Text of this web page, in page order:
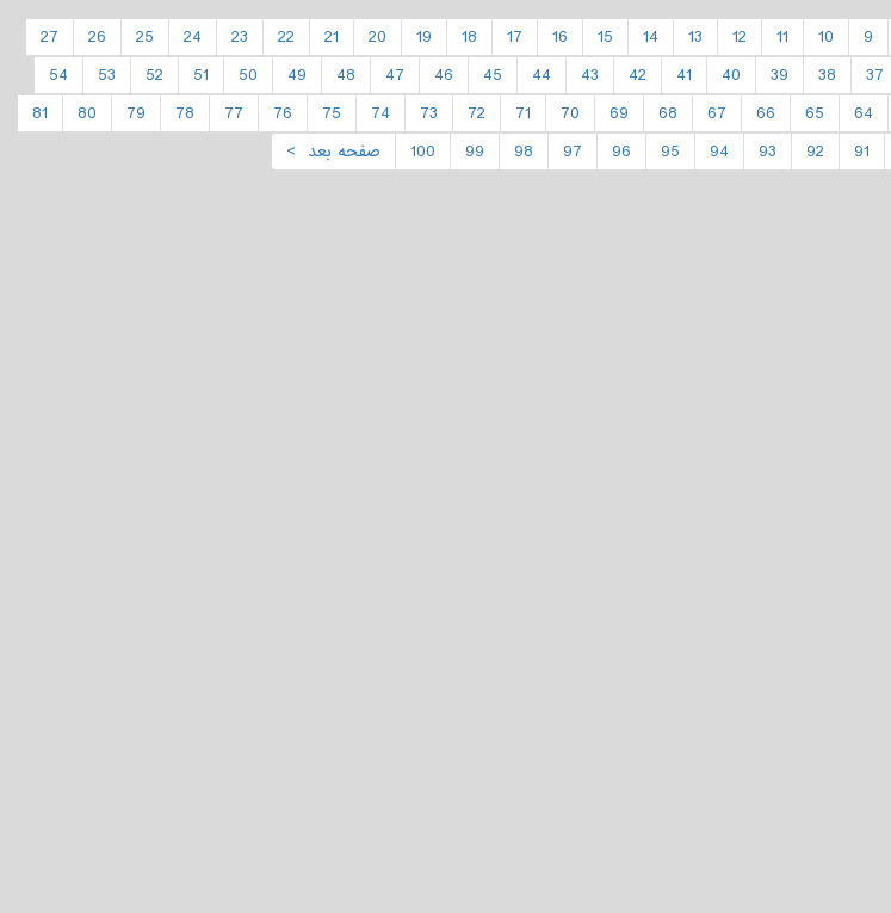
9
10
11
12
13
14
15
16
17
18
19
20
21
22
23
24
25
26
27
37
38
39
40
41
42
43
44
45
46
47
48
49
50
51
52
53
54
64
65
66
67
68
69
70
71
72
73
74
75
76
77
78
79
80
81
91
92
93
94
95
96
97
98
99
100 صفحه بعد >